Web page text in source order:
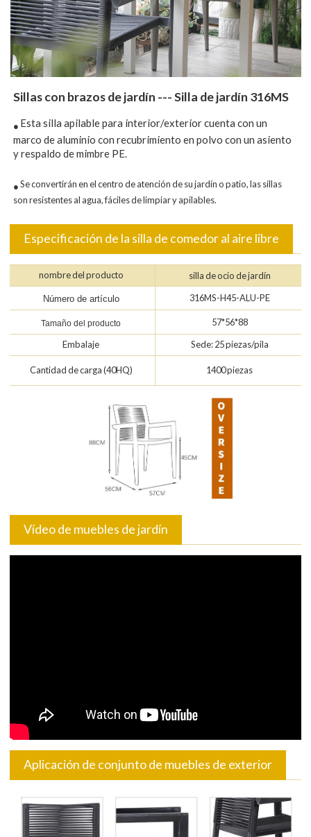
Sillas con brazos de jardín --- Silla de jardín 316MS
● Esta silla apilable para interior/exterior cuenta con un
marco de aluminio con recubrimiento en polvo con un asiento
y respaldo de mimbre PE.
● Se convertirán en el centro de atención de su jardín o patio, las sillas
son resistentes al agua, fáciles de limpiar y apilables.
Especificación de la silla de comedor al aire libre
nombre del producto silla de ocio de jardín
Número de artículo 316MS-H45-ALU-PE
Tamaño del producto 57*56*88
Embalaje Sede: 25 piezas/pila
Cantidad de carga (40HQ) 1400 piezas
Vídeo de muebles de jardín
Aplicación de conjunto de muebles de exterior